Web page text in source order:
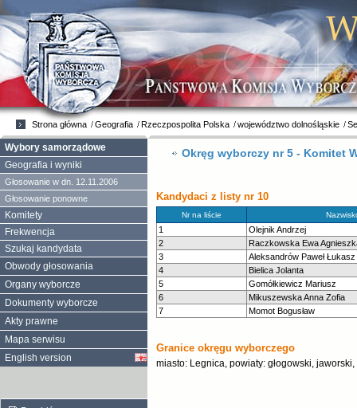
Okręg wyborczy nr 5 - Komitet
Kandydaci z listy nr 10
Nr na liście
1
Olejnik Andrzej
2
Raczkowska Ewa
3
Aleksandrów Paweł Łukasz
4
Bielica Jolanta
5
Gomółkiewicz Mariusz
6
Mikuszewska Anna Zofia
7
Momot Bogusław
Granice okręgu wyborczego
miasto: Legnica, powiaty: głogowski,
Strona główna Geografia Rzeczpospolita Polska województwo dolnośląskie
Wybory samorządowe
Geografia i wyniki
Głosowanie w dn. 12.11.2006
Głosowanie ponowne
Komitety
Frekwencja
Szukaj kandydata
Obwody głosowania
Organy wyborcze
Dokumenty wyborcze
Akty prawne
Mapa serwisu
English version